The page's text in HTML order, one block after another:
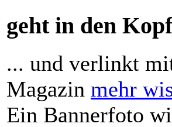
geht in den
... und verlinkt
Magazin mehr
Ein Bannerfoto